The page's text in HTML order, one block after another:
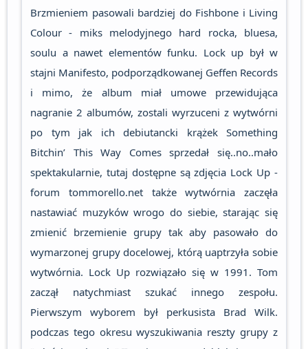
Brzmieniem pasowali bardziej do Fishbone i Living
Colour - miks melodyjnego hard rocka, bluesa,
soulu a nawet elementów funku. Lock up był w
stajni Manifesto, podporządkowanej Geffen Records
i mimo, że album miał umowe przewidująca
nagranie 2 albumów, zostali wyrzuceni z wytwórni
po tym jak ich debiutancki krążek Something
Bitchin’ This Way Comes sprzedał się..no..mało
spektakularnie, tutaj dostępne są zdjęcia Lock Up -
forum tommorello.net także wytwórnia zaczęła
nastawiać muzyków wrogo do siebie, starając się
zmienić brzemienie grupy tak aby pasowało do
wymarzonej grupy docelowej, którą uaptrzyła sobie
wytwórnia. Lock Up rozwiązało się w 1991. Tom
zaczął natychmiast szukać innego zespołu.
Pierwszym wyborem był perkusista Brad Wilk.
podczas tego okresu wyszukiwania reszty grupy z